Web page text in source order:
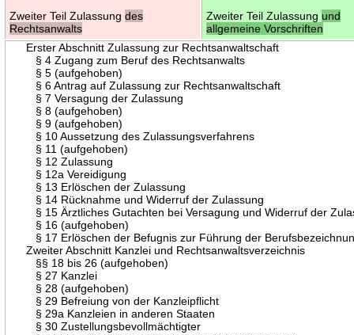
Zweiter Teil Zulassungdes
Rechtsanwalts
Zweiter Teil Zulassung und
allgemeine Vorschriften
Erster Abschnitt Zulassung zur Rechtsanwaltschaft
§ 4 Zugang zum Beruf des Rechtsanwalts
§ 5 (aufgehoben)
§ 6 Antrag auf Zulassung zur Rechtsanwaltschaft
§ 7 Versagung der Zulassung
§ 8 (aufgehoben)
§ 9 (aufgehoben)
§ 10 Aussetzung des Zulassungsverfahrens
§ 11 (aufgehoben)
§ 12 Zulassung
§ 12a Vereidigung
§ 13 Erlöschen der Zulassung
§ 14 Rücknahme und Widerruf der Zulassung
§ 15 Ärztliches Gutachten bei Versagung und Widerruf der
§ 16 (aufgehoben)
§ 17 Erlöschen der Befugnis zur Führung der
Zweiter Abschnitt Kanzlei und Rechtsanwaltsverzeichnis
§§ 18 bis 26 (aufgehoben)
§ 27 Kanzlei
§ 28 (aufgehoben)
§ 29 Befreiung von der Kanzleipflicht
§ 29a Kanzleien in anderen Staaten
§ 30 Zustellungsbevollmächtigter